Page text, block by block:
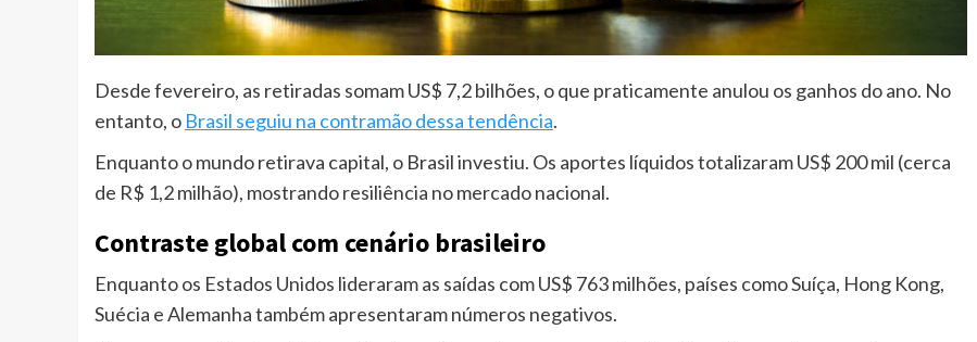
Desde fevereiro, as retiradas somam US$ 7,2 bilhões, o que praticamente anulou os ganhos do ano. No
entanto, o Brasil seguiu na contramão dessa tendência.
Enquanto o mundo retirava capital, o Brasil investiu. Os aportes líquidos totalizaram US$ 200 mil (cerca
de R$ 1,2 milhão), mostrando resiliência no mercado nacional.
Contraste global com cenário brasileiro
Enquanto os Estados Unidos lideraram as saídas com US$ 763 milhões, países como Suíça, Hong Kong,
Suécia e Alemanha também apresentaram números negativos.